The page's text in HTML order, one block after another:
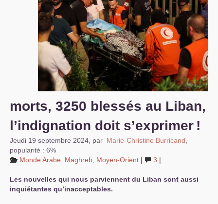
Comprendre...
Vie du site
morts, 3250 blessés au Liban,
l’indignation doit s’exprimer !
Jeudi 19 septembre 2024 par Marie-Christine Burricand
popularité : 6%
Monde Arabe, Maghreb, Moyen-Orient | 3 |
Les nouvelles qui nous parviennent du Liban sont aussi
inquiétantes qu’inacceptables.